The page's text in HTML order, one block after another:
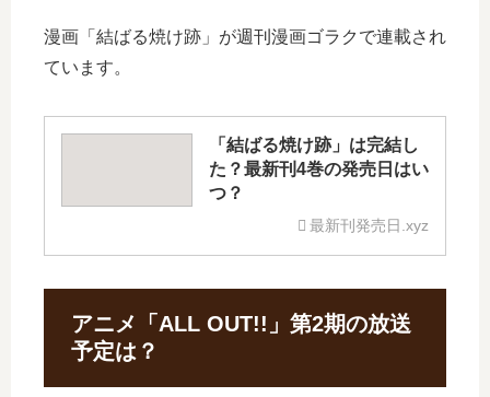
漫画「結ばる焼け跡」が週刊漫画ゴラクで連載され
ています。
「結ばる焼け跡」は完結し
た？最新刊4巻の発売日はい
つ？
最新刊発売日.xyz
アニメ「ALL OUT!!」第2期の放送
予定は？